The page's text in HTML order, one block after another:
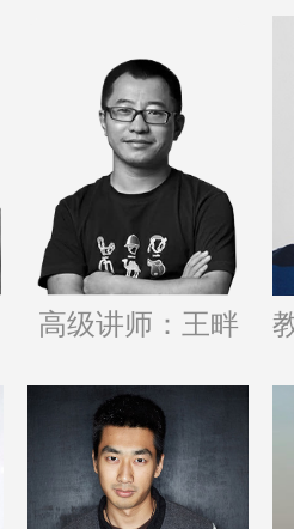
高级讲师：王畔